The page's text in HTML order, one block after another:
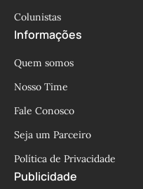
Colunistas
Informações
Quem somos
Nosso Time
Fale Conosco
Seja um Parceiro
Política de Privacidade
Publicidade